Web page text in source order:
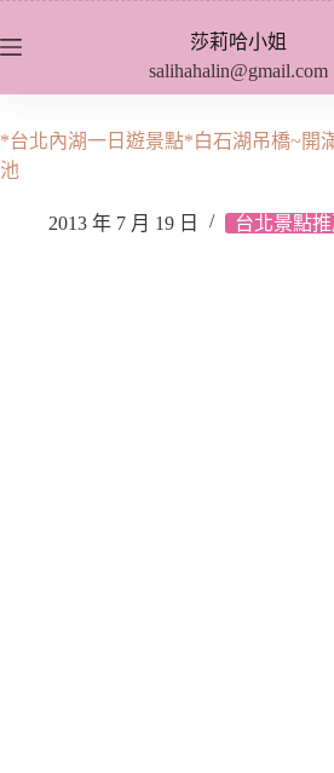
至
內
容
莎莉哈小姐
salihahalin@gmail.com
*台北內湖一日遊景點*白石湖吊橋~開
池
2013 年 7 月 19 日 台北景點